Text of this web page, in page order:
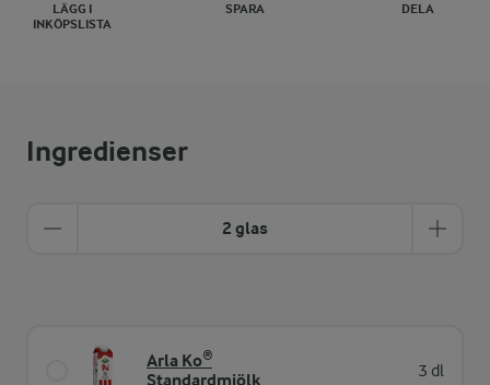
LÄGG I
INKÖPSLISTA
SPARA DELA
Ingredienser
2 glas
Arla Ko®
Standardmjölk
3 dl